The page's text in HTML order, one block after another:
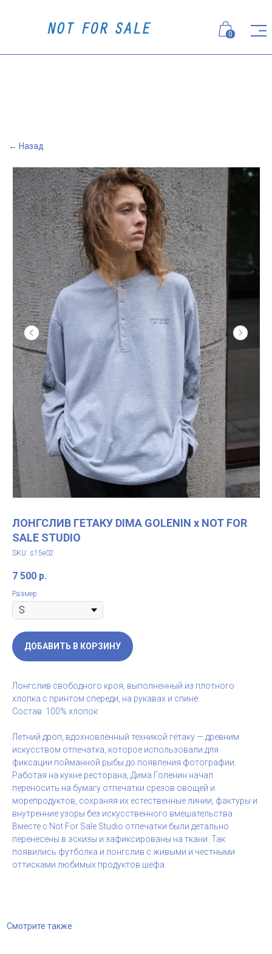
0
← Назад
ЛОНГСЛИВ ГЕТАКУ DIMA GOLENIN x NOT FOR
SALE STUDIO
SKU: s15e02
7 500 р.
Размер
ДОБАВИТЬ В КОРЗИНУ
Лонгслив свободного кроя, выполненный из плотного
хлопка с принтом спереди, на рукавах и спине.
Состав: 100% хлопок
Летний дроп, вдохновлённый техникой гётаку — древним
искусством отпечатка, которое использовали для
фиксации пойманной рыбы до появления фотографии.
Работая на кухне ресторана, Дима Голенин начал
переносить на бумагу отпечатки срезов овощей и
морепродуктов, сохраняя их естественные линии, фактуры и
внутренние узоры без искусственного вмешательства.
Вместе с Not For Sale Studio отпечатки были детально
перенесены в эскизы и зафиксированы на ткани. Так
появились футболка и лонгслив с живыми и честными
оттисками любимых продуктов шефа.
Смотрите также